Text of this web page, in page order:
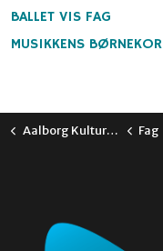
BALLET VIS FAG
MUSIKKENS BØRNEKOR
Aalborg Kulturskole Fag